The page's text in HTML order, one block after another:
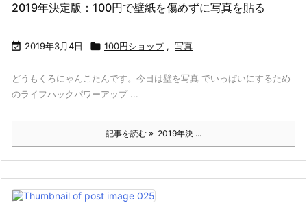
2019年決定版：100円で壁紙を傷めずに写真を貼る
 2019年3月4日  100円ショップ , 写真
どうもくろにゃんこたんです。今日は壁を写真 でいっぱいにするため
のライフハックパワーアップ ...
記事を読む 2019年決 ...